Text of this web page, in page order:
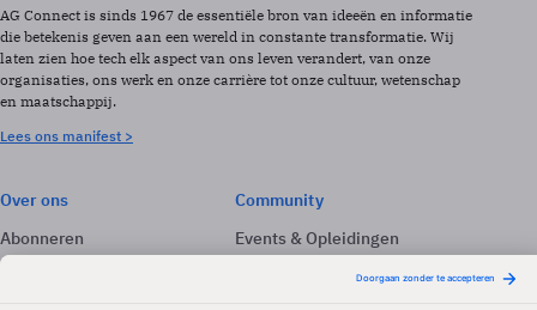
AG Connect is sinds 1967 de essentiële bron van ideeën en informatie
die betekenis geven aan een wereld in constante transformatie. Wij
laten zien hoe tech elk aspect van ons leven verandert, van onze
organisaties, ons werk en onze carrière tot onze cultuur, wetenschap
en maatschappij.
Lees ons manifest >
Over ons
Abonneren
Adverteren
Community
Events & Opleidingen